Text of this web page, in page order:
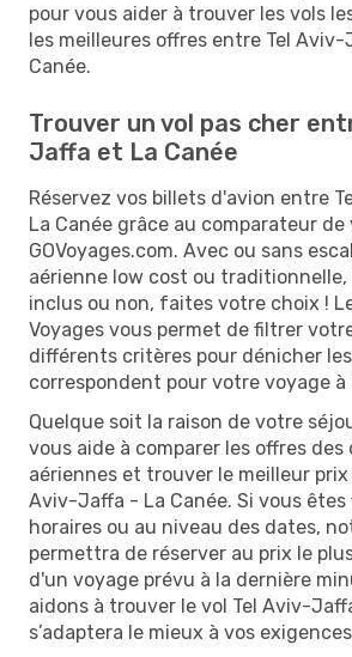
pour vous aider à trouver les vols
les meilleures offres entre Tel Aviv-
Canée.
Trouver un vol pas cher
Jaffa et La Canée
Réservez vos billets d'avion entre
La Canée grâce au comparateur de
GOVoyages.com. Avec ou sans
aérienne low cost ou
inclus ou non, faites votre choix !
Voyages vous permet de filtrer
différents critères pour dénicher
correspondent pour votre voyage à
Quelque soit la raison de votre
vous aide à comparer les offres des
aériennes et trouver le meilleur
Aviv-Jaffa - La Canée. Si vous êtes
horaires ou au niveau des dates,
permettra de réserver au prix le
d'un voyage prévu à la dernière
aidons à trouver le vol Tel Aviv-
s’adaptera le mieux à vos